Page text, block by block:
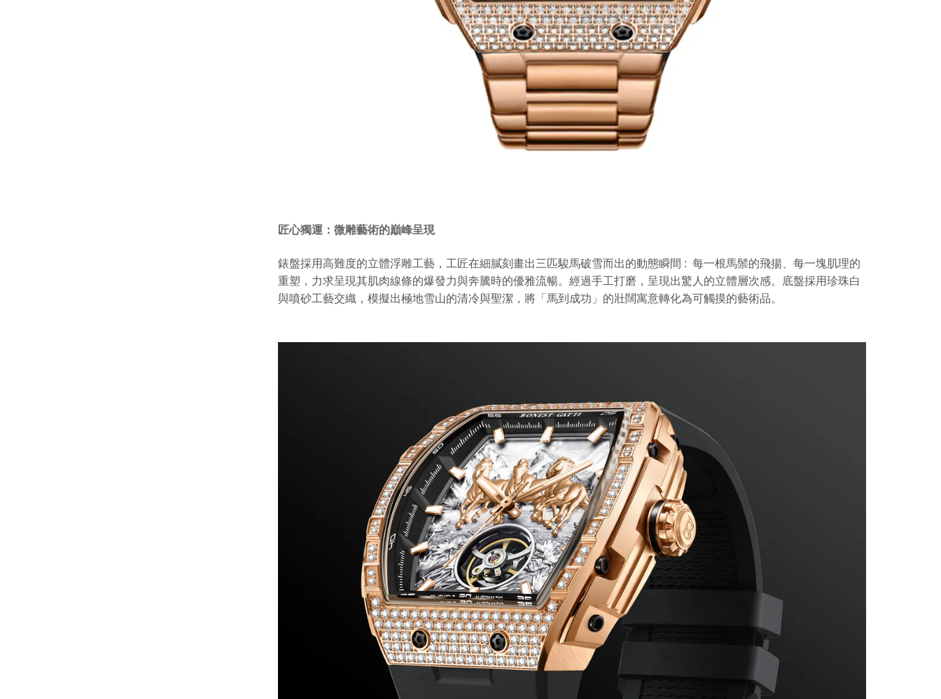
匠心獨運：微雕藝術的巔峰呈現
錶盤採用高難度的立體浮雕工藝，工匠在細膩刻畫出三匹駿馬破雪而出的動態瞬間 : 每一根馬鬃的飛揚、每一塊 肌理的
重塑 ， 力求呈現其肌肉線條的爆發力與奔騰時的優雅流暢。 經過手工打磨，呈現出驚人的立體層次感。
底盤採用珍珠白
與噴砂工藝交織，模擬出極地雪山的清冷與聖潔，將「馬到成功」的壯闊寓意轉化為可觸摸的藝術品。